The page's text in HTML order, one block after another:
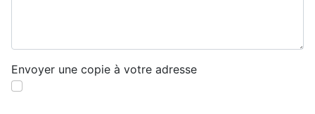
Envoyer une copie à votre adresse